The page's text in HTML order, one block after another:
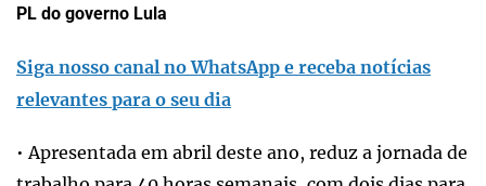
PL do governo Lula
Siga nosso canal no WhatsApp e receba notícias
relevantes para o seu dia
• Apresentada em abril deste ano, reduz a jornada de